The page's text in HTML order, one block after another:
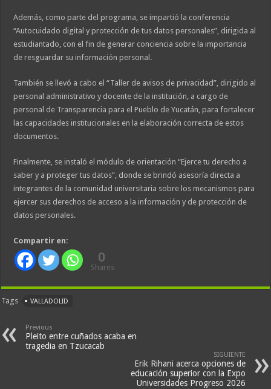
Además, como parte del programa, se impartió la conferencia
“Autocuidado digital y protección de tus datos personales”, dirigida al
estudiantado, con el fin de generar conciencia sobre la importancia
de resguardar su información personal.
También se llevó a cabo el “Taller de avisos de privacidad”, dirigido al
personal administrativo y docente de la institución, a cargo de
personal de Transparencia para el Pueblo de Yucatán, para fortalecer
las capacidades institucionales en la elaboración correcta de estos
documentos.
Finalmente, se instaló el módulo de orientación “Ejerce tu derecho a
saber y a proteger tus datos”, donde se brindó asesoría directa a
integrantes de la comunidad universitaria sobre los mecanismos para
ejercer sus derechos de acceso a la información y de protección de
datos personales.
Compartir en:
0
Shares
Tags VALLADOLID
Previous
Pleito entre cuñados acaba en
tragedia en Tzucacab
SIGUIENTE
Erik Rihani acerca opciones de
educación superior con la Expo
Universidades Progreso 2026